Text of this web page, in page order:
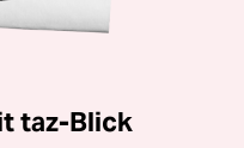
taz-Blick